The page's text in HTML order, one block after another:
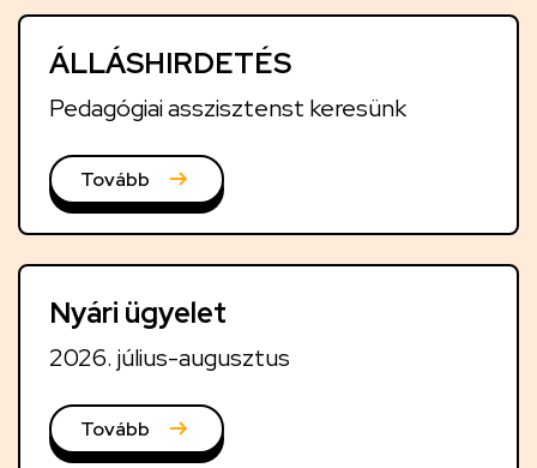
r
e
ÁLLÁSHIRDETÉS
Pedagógiai asszisztenst keresünk
Tovább
Nyári ügyelet
2026. július-augusztus
Tovább